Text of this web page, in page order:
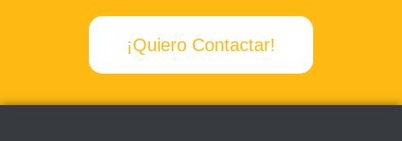
¡Quiero Contactar!